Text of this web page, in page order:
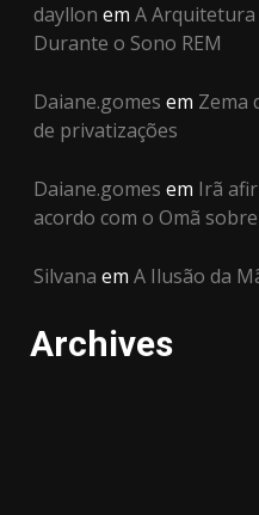
dayllon em A Arquitetura
Durante o Sono REM
Daiane.gomes em Zema
de privatizações
Daiane.gomes em Irã
acordo com o Omã
Silvana em A Ilusão da
Archives